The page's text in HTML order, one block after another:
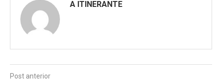
A ITINERANTE
Post anterior